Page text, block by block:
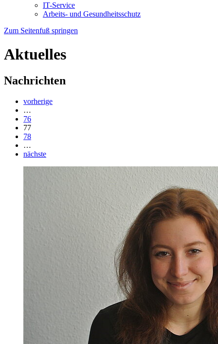
IT-Service
Arbeits- und Gesundheitsschutz
Zum Seitenfuß springen
Aktuelles
Nachrichten
vorherige
…
76
77
78
…
nächste